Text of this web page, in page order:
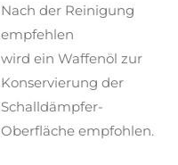
Nach der Reinigung
empfehlen
wird ein Waffenöl zur
Konservierung der
Schalldämpfer-
Oberfläche empfohlen.